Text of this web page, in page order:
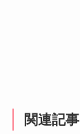
関連記事